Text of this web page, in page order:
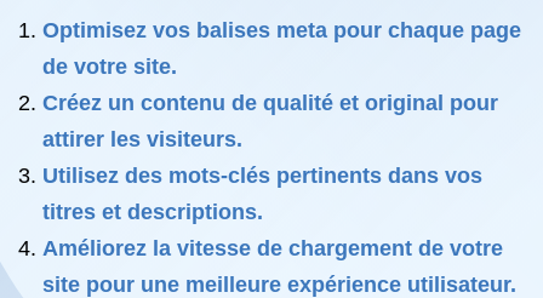
Optimisez vos balises meta pour chaque page
de votre site.
Créez un contenu de qualité et original pour
attirer les visiteurs.
Utilisez des mots-clés pertinents dans vos
titres et descriptions.
Améliorez la vitesse de chargement de votre
site pour une meilleure expérience utilisateur.